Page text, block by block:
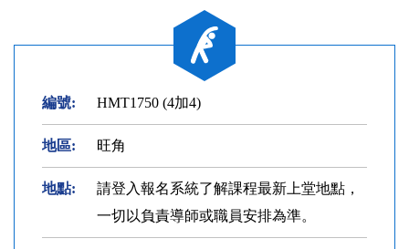
編號: HMT1750 (4加4)
地區: 旺角
地點:
請登入報名系統了解課程最新上堂地點，
一切以負責導師或職員安排為準。